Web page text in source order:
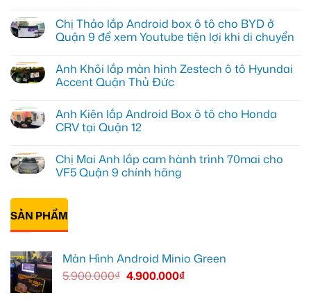
bình
luận
ở
lắp
màn
hình
tải
van
điện
Quận
12
để
theo
dõi
hành
trình
Chị Thảo lắp Android box ô tô cho BYD ở
Quận 9 để xem Youtube tiện lợi khi di chuyển
bình
luận
ở
lắp
Android
box
cho
BYD
ở
xem
Youtube
tiện
chuyển
Anh Khôi lắp màn hình Zestech ô tô Hyundai
Accent Quận Thủ Đức
bình
luận
ở
lắp
màn
hình
Hyundai
Accent
Quận
Anh Kiên lắp Android Box ô tô cho Honda
CRV tại Quận 12
bình
luận
ở
Android
Box
ô
Honda
tại
Chị Mai Anh lắp cam hành trình 70mai cho
VF5 Quận 9 chính hãng
có
bình
luận
ở
Chị
lắp
hành
SẢN PHẨM
Màn Hình Android Minio Green
5.900.000₫ 4.900.000₫